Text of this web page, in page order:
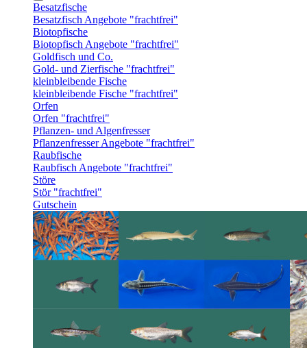
Besatzfische
Besatzfisch Angebote "frachtfrei"
Biotopfische
Biotopfisch Angebote "frachtfrei"
Goldfisch und Co.
Gold- und Zierfische "frachtfrei"
kleinbleibende Fische
kleinbleibende Fische "frachtfrei"
Orfen
Orfen "frachtfrei"
Pflanzen- und Algenfresser
Pflanzenfresser Angebote "frachtfrei"
Raubfische
Raubfisch Angebote "frachtfrei"
Störe
Stör "frachtfrei"
Gutschein